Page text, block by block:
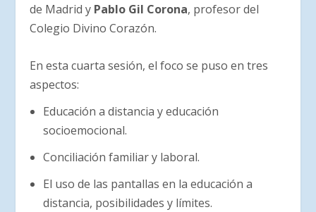
de Madrid y Pablo Gil Corona, profesor del
Colegio Divino Corazón.
En esta cuarta sesión, el foco se puso en tres
aspectos:
Educación a distancia y educación
socioemocional.
Conciliación familiar y laboral.
El uso de las pantallas en la educación a
distancia, posibilidades y límites.